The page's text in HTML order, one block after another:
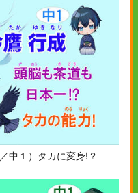
中１）タカに変身!？